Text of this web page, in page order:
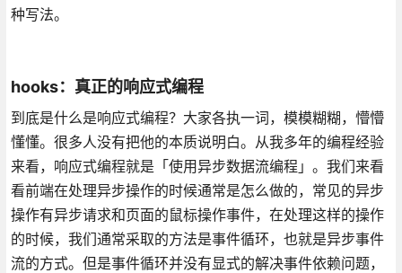
种写法。
hooks：真正的响应式编程
到底是什么是响应式编程？大家各执一词，模模糊糊，懵懵
懂懂。很多人没有把他的本质说明白。从我多年的编程经验
来看，响应式编程就是「使用异步数据流编程」。我们来看
看前端在处理异步操作的时候通常是怎么做的，常见的异步
操作有异步请求和页面的鼠标操作事件，在处理这样的操作
的时候，我们通常采取的方法是事件循环，也就是异步事件
流的方式。但是事件循环并没有显式的解决事件依赖问题，